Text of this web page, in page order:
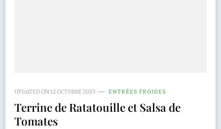
UPDATED ON12 OCTOBRE 2023 ENTRÉES FROIDES
Terrine de Ratatouille et Salsa de
Tomates